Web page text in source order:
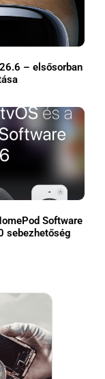
– elsősorban
Software
sebezhetőség